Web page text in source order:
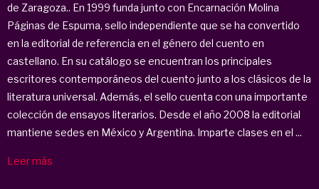
de Zaragoza.. En 1999 funda junto con Encarnación Molina
Páginas de Espuma, sello independiente que se ha convertido
en la editorial de referencia en el género del cuento en
castellano. En su catálogo se encuentran los principales
escritores contemporáneos del cuento junto a los clásicos de la
literatura universal. Además, el sello cuenta con una importante
colección de ensayos literarios. Desde el año 2008 la editorial
mantiene sedes en México y Argentina. Imparte clases en el ...
Leer más